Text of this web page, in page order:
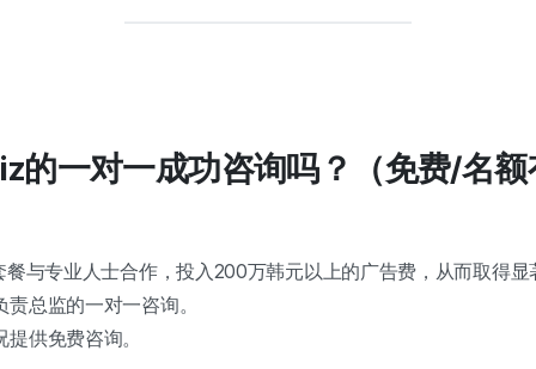
的一对一成功咨询吗？（免费/名
餐与专业人士合作，投入200万韩元以上的广告费，从而取得显
总监的一对一咨询。
供免费咨询。